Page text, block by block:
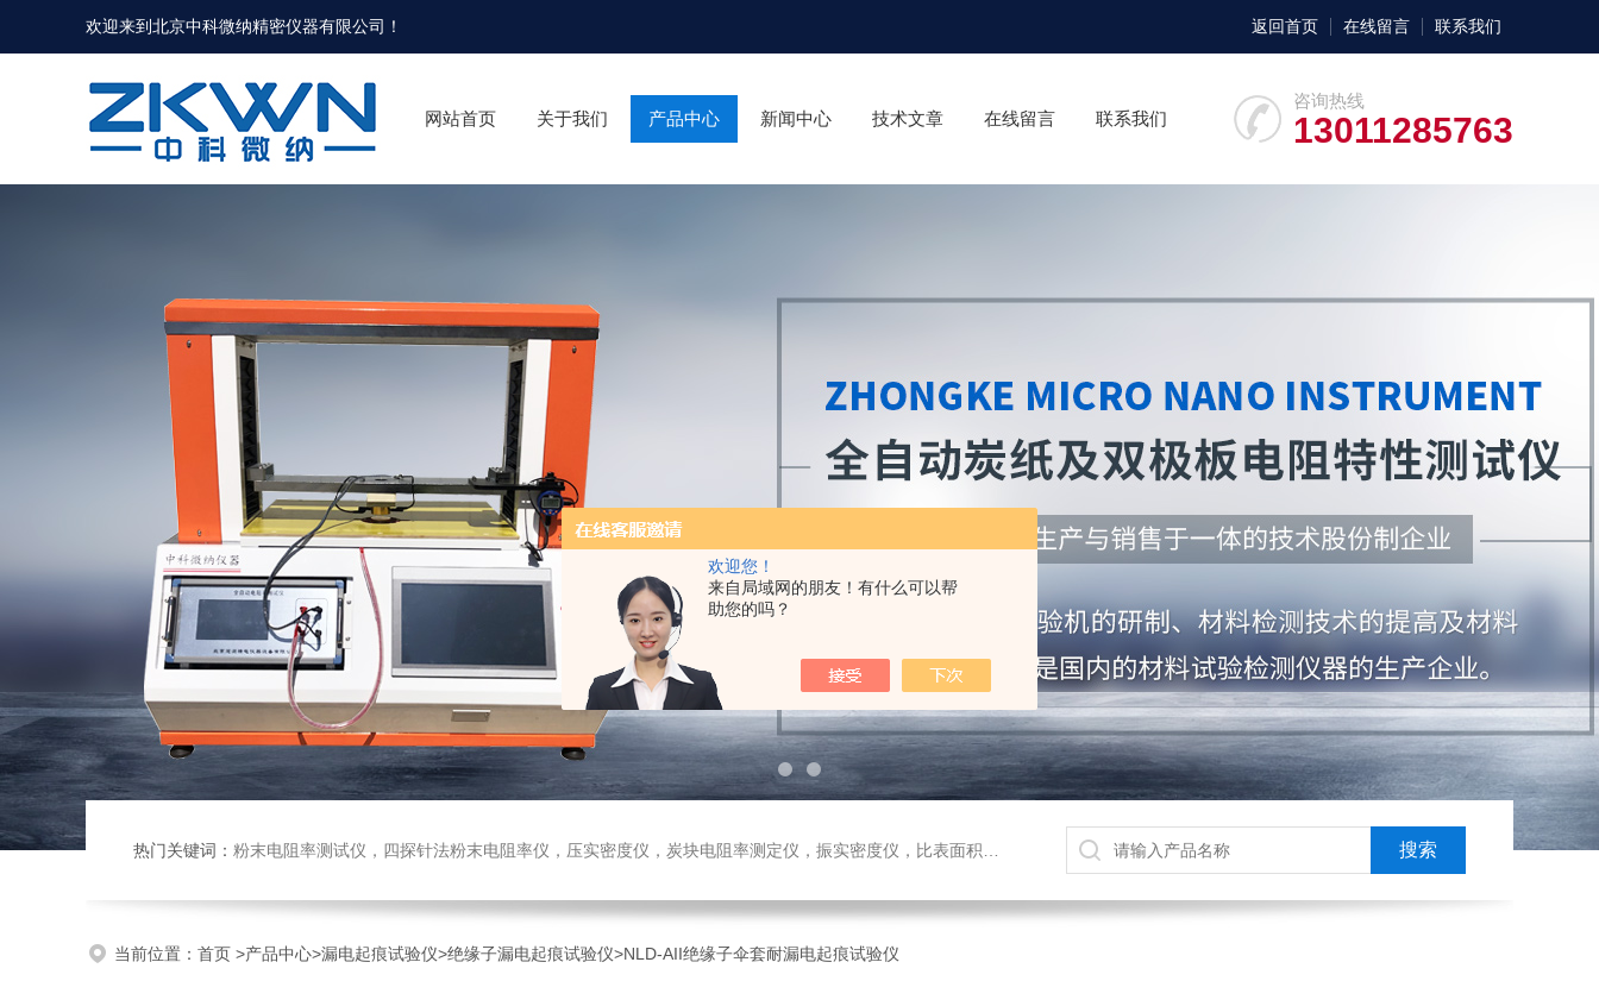
欢迎您！
来自局域网的朋友！有什么可以帮
助您的吗？
欢迎来到北京中科微纳精密仪器有限公司！ 返回首页 在线留言 联系我们
咨询热线
13011285763
网站首页 关于我们 产品中心 新闻中心 技术文章 在线留言 联系我们
热门关键词： 粉末电阻率测试仪，四探针法粉末电阻率仪，压实密度仪，炭块电阻率测定仪，振实密度仪，比表面积测试仪，真密度仪，炭块热膨胀仪，炭块透气率仪，炭块二氧化碳反应测定仪
当前位置： 首页 >产品中心>漏电起痕试验仪>绝缘子漏电起痕试验仪>NLD-AII绝缘子伞套耐漏电起痕试验仪